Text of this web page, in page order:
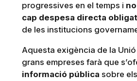
progressives en el temps i
cap despesa directa
de les institucions
Aquesta exigència de la
grans empreses farà que
informació pública sobre